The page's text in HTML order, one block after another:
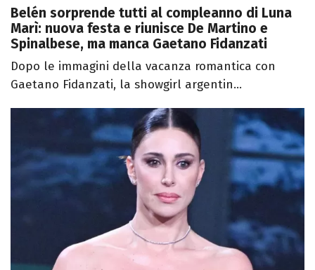
Belén sorprende tutti al compleanno di Luna
Marì: nuova festa e riunisce De Martino e
Spinalbese, ma manca Gaetano Fidanzati
Dopo le immagini della vacanza romantica con
Gaetano Fidanzati, la showgirl argentin...